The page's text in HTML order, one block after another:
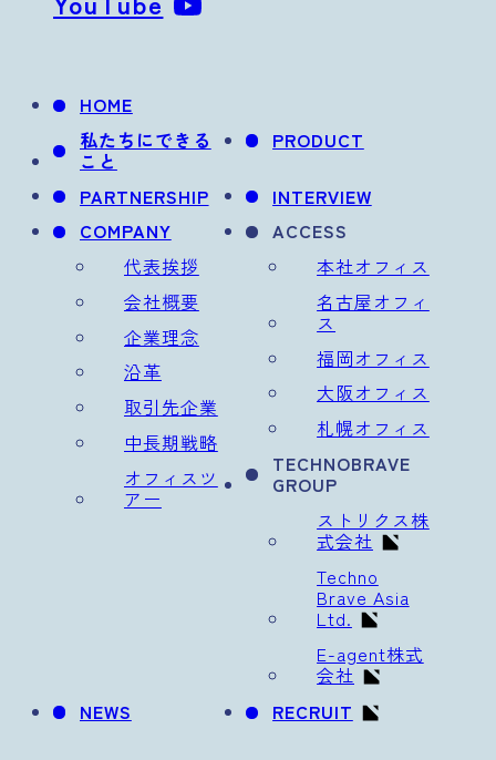
HOME
私たちにできる
こと
PRODUCT
PARTNERSHIP
INTERVIEW
COMPANY
代表挨拶
会社概要
企業理念
沿革
取引先企業
中長期戦略
オフィスツ
アー
ACCESS
本社オフィス
名古屋オフィ
ス
福岡オフィス
大阪オフィス
札幌オフィス
TECHNOBRAVE
GROUP
ストリクス株
式会社
Techno
Brave Asia
Ltd.
E-agent株式
会社
NEWS
RECRUIT